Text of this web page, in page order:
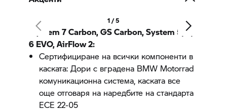
1 / 5
System 7Carbon, GS Carbon, System 5, 6,
6 EVO, AirFlow 2:
Сертифициране на всички компоненти в
каската: Дори с вградена BMW Motorrad
комуникационна система, каската все
още отговаря на наредбите на стандарта
ECE 22-05